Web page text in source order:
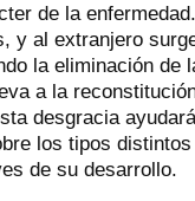
de la
y al extranjero
la eliminación de
a la
desgracia
los tipos
de su desarrollo.